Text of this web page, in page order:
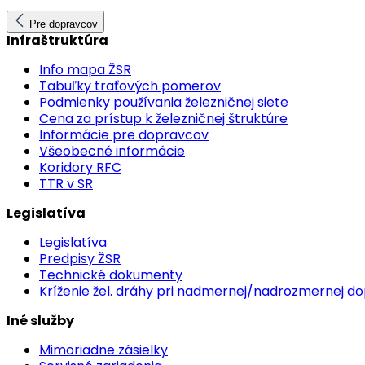
Pre dopravcov
Infraštruktúra
Info mapa ŽSR
Tabuľky traťových pomerov
Podmienky používania železničnej siete
Cena za prístup k železničnej štruktúre
Informácie pre dopravcov
Všeobecné informácie
Koridory RFC
TTR v SR
Legislatíva
Legislatíva
Predpisy ŽSR
Technické dokumenty
Kríženie žel. dráhy pri nadmernej/nadrozmernej
Iné služby
Mimoriadne zásielky